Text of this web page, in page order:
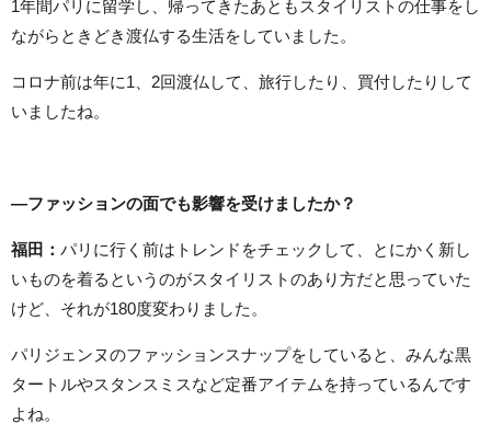
1年間パリに留学し、帰ってきたあともスタイリストの仕事をし
ながらときどき渡仏する生活をしていました。
コロナ前は年に1、2回渡仏して、旅行したり、買付したりして
いましたね。
―ファッションの面でも影響を受けましたか？
福田： パリに行く前はトレンドをチェックして、とにかく新し
いものを着るというのがスタイリストのあり方だと思っていた
けど、それが180度変わりました。
パリジェンヌのファッションスナップをしていると、みんな黒
タートルやスタンスミスなど定番アイテムを持っているんです
よね。